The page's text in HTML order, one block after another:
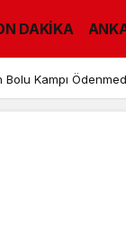
DAKİKA
Kampı